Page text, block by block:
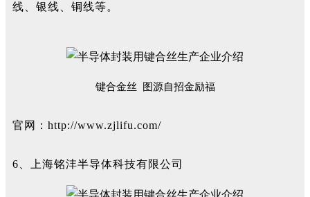
线、银线、铜线等。
键合金丝 图源自招金励福
官网： http://www.zjlifu.com/
6、上海铭沣半导体科技有限公司